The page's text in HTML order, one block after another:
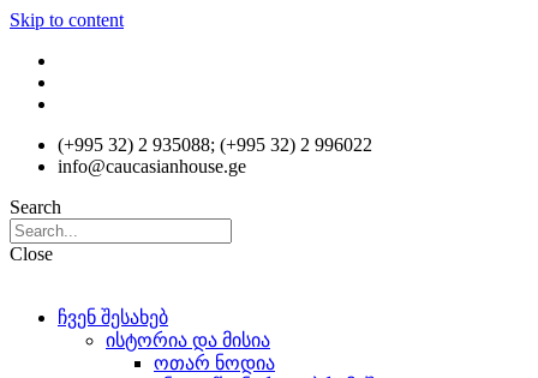
Skip to content
(+995 32) 2 935088; (+995 32) 2 996022
info@caucasianhouse.ge
Search
Close
ჩვენ შესახებ
ისტორია და მისია
ოთარ ნოდია